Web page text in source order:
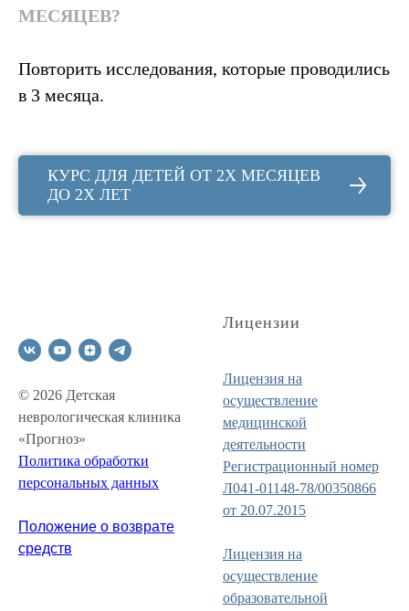
МЕСЯЦЕВ?
Повторить исследования, которые проводились
в 3 месяца.
КУРС ДЛЯ ДЕТЕЙ ОТ 2Х МЕСЯЦЕВ
ДО 2Х ЛЕТ
© 2026 Детская
неврологическая клиника
«Прогноз»
Политика обработки
персональных данных
Положение о возврате
средств
Лицензии
Лицензия на
осуществление
медицинской
деятельности
Регистрационный номер
Л041-01148-78/00350866
от 20.07.2015
Лицензия на
осуществление
образовательной